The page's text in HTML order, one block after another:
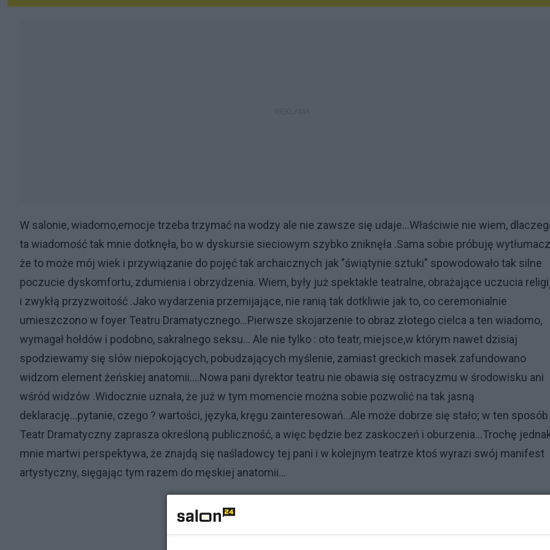
W salonie, wiadomo,emocje trzeba trzymać na wodzy ale nie zawsze się udaje...Właściwie nie wiem,
ta wiadomość tak mnie dotknęła, bo w dyskursie sieciowym szybko zniknęła .Sama sobie próbuję
że to może mój wiek i przywiązanie do pojęć tak archaicznych jak "świątynie sztuki" spowodowało tak silne
poczucie dyskomfortu, zdumienia i obrzydzenia. Wiem, były już spektakle teatralne, obrażające uczucia
i zwykłą przyzwoitość .Jako wydarzenia przemijające, nie ranią tak dotkliwie jak to, co ceremonialnie
umieszczono w foyer Teatru Dramatycznego...Pierwsze skojarzenie to obraz złotego cielca a ten wiadomo,
wymagał hołdów i podobno, sakralnego seksu... Ale nie tylko : oto teatr, miejsce,w którym nawet dzisiaj
spodziewamy się słów niepokojących, pobudzających myślenie, zamiast greckich masek zafundowano
widzom element żeńskiej anatomii....Nowa pani dyrektor teatru nie obawia się ostracyzmu w środowisku ani
wśród widzów .Widocznie uznała, że już w tym momencie można sobie pozwolić na tak jasną
deklarację...pytanie, czego ? wartości, języka, kręgu zainteresowań...Ale może dobrze się stało; w ten sposób
Teatr Dramatyczny zaprasza określoną publiczność, a więc będzie bez zaskoczeń i oburzenia...Trochę
mnie martwi perspektywa, że znajdą się naśladowcy tej pani i w kolejnym teatrze ktoś wyrazi swój manifest
artystyczny, sięgając tym razem do męskiej anatomii...